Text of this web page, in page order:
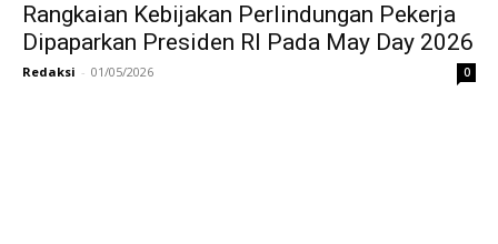
Rangkaian Kebijakan Perlindungan Pekerja
Dipaparkan Presiden RI Pada May Day 2026
Redaksi - 01/05/2026 0